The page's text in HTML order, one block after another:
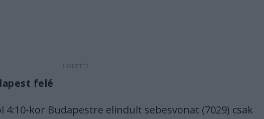
felé
4:10-kor Budapestre elindult sebesvonat (7029) csak